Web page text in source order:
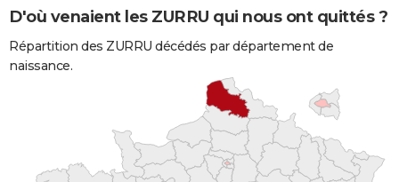
D'où venaient les ZURRU qui nous ont quittés ?
Répartition des ZURRU décédés par département de
naissance.